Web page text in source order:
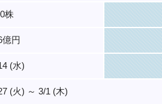
株
億円
(水)
(火) ～ 3/1 (木)